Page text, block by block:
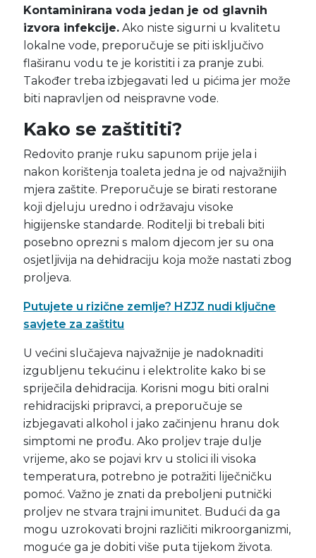
Kontaminirana voda jedan je od glavnih
izvora infekcije. Ako niste sigurni u kvalitetu
lokalne vode, preporučuje se piti isključivo
flaširanu vodu te je koristiti i za pranje zubi.
Također treba izbjegavati led u pićima jer može
biti napravljen od neispravne vode.
Kako se zaštititi?
Redovito pranje ruku sapunom prije jela i
nakon korištenja toaleta jedna je od najvažnijih
mjera zaštite. Preporučuje se birati restorane
koji djeluju uredno i održavaju visoke
higijenske standarde. Roditelji bi trebali biti
posebno oprezni s malom djecom jer su ona
osjetljivija na dehidraciju koja može nastati zbog
proljeva.
Putujete u rizične zemlje? HZJZ nudi ključne
savjete za zaštitu
U većini slučajeva najvažnije je nadoknaditi
izgubljenu tekućinu i elektrolite kako bi se
spriječila dehidracija. Korisni mogu biti oralni
rehidracijski pripravci, a preporučuje se
izbjegavati alkohol i jako začinjenu hranu dok
simptomi ne prođu. Ako proljev traje dulje
vrijeme, ako se pojavi krv u stolici ili visoka
temperatura, potrebno je potražiti liječničku
pomoć. Važno je znati da preboljeni putnički
proljev ne stvara trajni imunitet. Budući da ga
mogu uzrokovati brojni različiti mikroorganizmi,
moguće ga je dobiti više puta tijekom života.